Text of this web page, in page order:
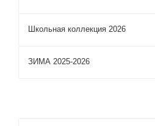
Школьная коллекция 2026
ЗИМА 2025-2026